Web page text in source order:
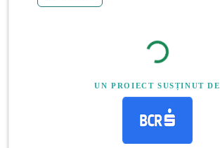
UN PROIECT SUSȚINUT DE